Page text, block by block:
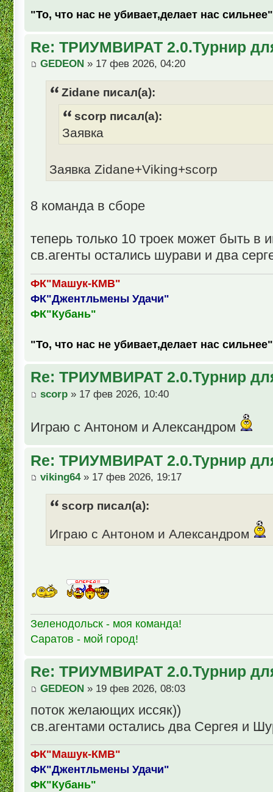
"То, что нас не убивает,делает нас сильнее"
Re: ТРИУМВИРАТ 2.0.Турнир
GEDEON » 17 фев 2026, 04:20
Zidane писал(а):
scorp писал(а):
Заявка
Заявка Zidane+Viking+scorp
8 команда в сборе
теперь только 10 троек может быть в
св.агенты остались шурави и два
ФК"Машук-КМВ"
ФК"Джентльмены Удачи"
ФК"Кубань"
"То, что нас не убивает,делает нас сильнее"
Re: ТРИУМВИРАТ 2.0.Турнир
scorp » 17 фев 2026, 10:40
Играю с Антоном и Александром
Re: ТРИУМВИРАТ 2.0.Турнир
viking64» 17 фев 2026, 19:17
scorp писал(а):
Играю с Антоном и Александром
Зеленодольск - моя команда!
Саратов - мой город!
Re: ТРИУМВИРАТ 2.0.Турнир
GEDEON » 19 фев 2026, 08:03
поток желающих иссяк))
св.агентами остались два Сергея и
ФК"Машук-КМВ"
ФК"Джентльмены Удачи"
ФК"Кубань"